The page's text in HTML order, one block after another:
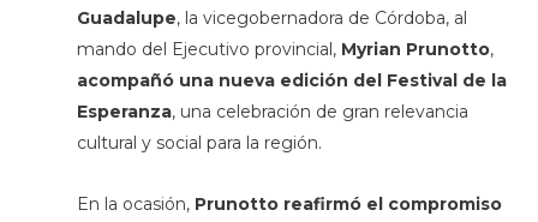
Guadalupe, la vicegobernadora de Córdoba, al
mando del Ejecutivo provincial, Myrian Prunotto,
acompañó una nueva edición del Festival de la
Esperanza, una celebración de gran relevancia
cultural y social para la región.
En la ocasión, Prunotto reafirmó el compromiso